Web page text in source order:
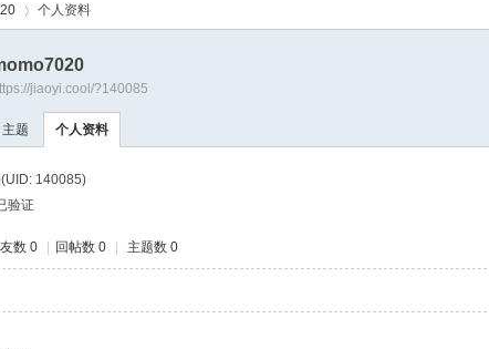
个人资料
jiaoyi.cool/?140085
主题 个人资料
(UID: 140085)
验证
数 0 回帖数 0 主题数 0